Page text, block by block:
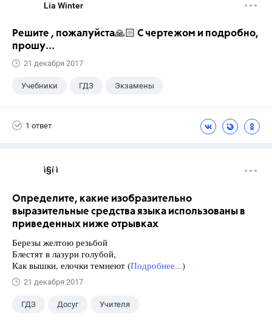
Lia Winter
Решите , пожалуйста🙏🏻 С чертежом и подробно,
прошу...
21 декабря 2017
Учебники ГДЗ Экзамены
1 ответ
ì§í ì 
Определите, какие изобразительно
выразительные средства языка использованы в
приведенных ниже отрывках
Березы желтою резьбой
Блестят в лазури голубой,
Как вышки, елочки темнеют (Подробнее...)
21 декабря 2017
ГДЗ Досуг Учителя